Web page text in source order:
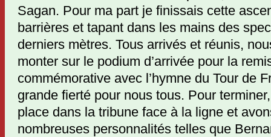
Sagan. Pour ma part je finissais cette
barrières et tapant dans les mains des
derniers mètres. Tous arrivés et réunis,
monter sur le podium d’arrivée pour la
commémorative avec l’hymne du Tour de
grande fierté pour nous tous. Pour
place dans la tribune face à la ligne et
nombreuses personnalités telles que